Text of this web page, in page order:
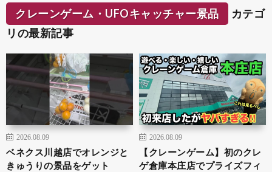
クレーンゲーム・UFOキャッチャー景品
カテゴ
リの最新記事
2026.08.09
ベネクス川越店でオレンジと
きゅうりの景品をゲット
2026.08.09
【クレーンゲーム】初のクレ
ゲ倉庫本庄店でプライズフィ